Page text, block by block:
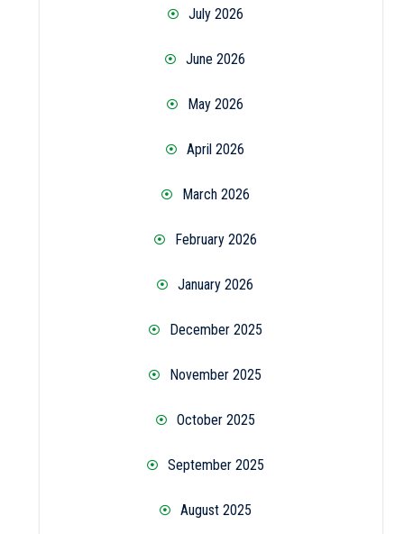
July 2026
June 2026
May 2026
April 2026
March 2026
February 2026
January 2026
December 2025
November 2025
October 2025
September 2025
August 2025